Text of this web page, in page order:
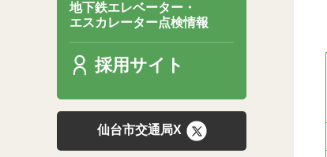
地下鉄エレベーター・
エスカレーター点検情報
採用サイト
仙台市交通局X